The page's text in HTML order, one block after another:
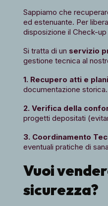
Sappiamo che
ed estenuante. Per
disposizione il Check-
Si tratta di un servizio
gestione tecnica al
1. Recupero atti e
documentazione storica.
2. Verifica della
progetti depositati
3. Coordinamento
eventuali pratiche di
Vuoi
sicurezza?